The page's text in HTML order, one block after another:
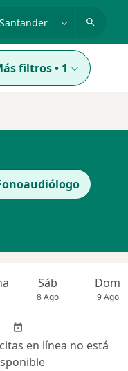
filtros• 1
Sáb
8 Ago
Dom
9 Ago
en línea no está